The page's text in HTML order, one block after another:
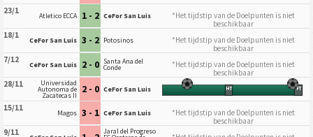
23/1 Atletico ECCA 1 - 2 CeFor San Luis
*Het tijdstip van de Doelpunten is niet
beschikbaar
18/1
CeFor San Luis 3 - 2 Potosinos
*Het tijdstip van de Doelpunten is niet
beschikbaar
7/12
CeFor San Luis 2 - 0 Santa Ana del
Conde
*Het tijdstip van de Doelpunten is niet
beschikbaar
28/11
Universidad
Autonoma de
Zacatecas II 2 - 0 CeFor San Luis HT FT
15/11 Magos 3 - 1 CeFor San Luis
*Het tijdstip van de Doelpunten is niet
beschikbaar
9/11
Jaral del Progreso